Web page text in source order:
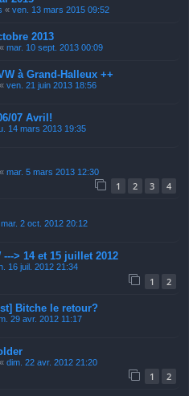
« ven. 13 mars 2015 09:52
2013
« mar. 10 sept. 2013 00:09
à Grand-Halleux ++
« ven. 21 juin 2013 18:56
07 Avril!
14 mars 2013 19:35
« mar. 5 mars 2013 12:30
1 2 3 4
mar. 2 oct. 2012 20:12
> 14 et 15 juillet 2012
16 juil. 2012 21:34
1 2
Bitche le retour?
29 avr. 2012 11:17
« dim. 22 avr. 2012 21:20
1 2